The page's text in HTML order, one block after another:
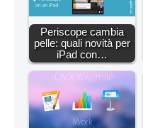
Periscope cambia
pelle: quali novità per
iPad con…